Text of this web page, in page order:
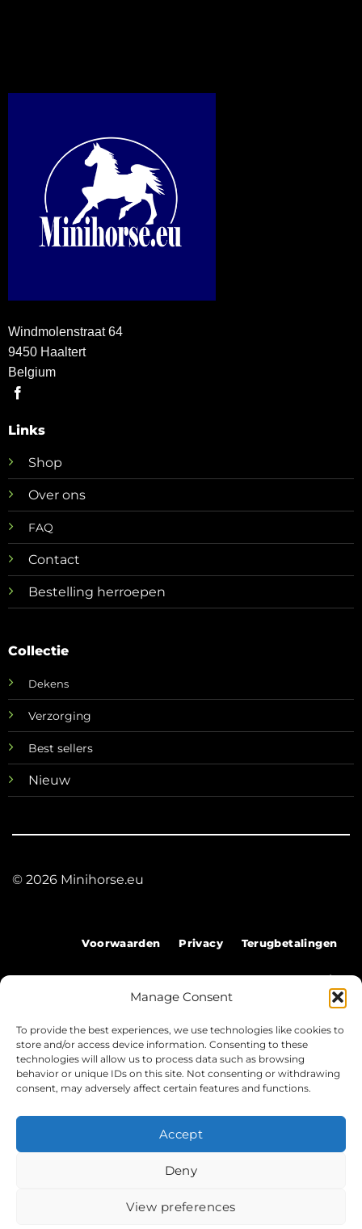
Manage Consent
To provide the best experiences, we use technologies like cookies to
store and/or access device information. Consenting to these
technologies will allow us to process data such as browsing
behavior or unique IDs on this site. Not consenting or withdrawing
consent, may adversely affect certain features and functions.
Accept
Deny
View preferences
Windmolenstraat 64
9450 Haaltert
Belgium
Links
Shop
Over ons
FAQ
Contact
Bestelling herroepen
Collectie
Dekens
Verzorging
Best sellers
Nieuw
© 2026 Minihorse.eu
Voorwaarden Privacy Terugbetalingen
Verzending
©
2026 Mini Horse
Verzending